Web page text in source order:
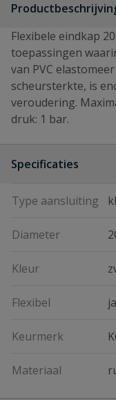
Flexibele eindkap
toepassingen
van PVC
scheursterkte, is
veroudering.
druk: 1 bar.
Specificaties
Type aansluiting
Diameter
Kleur
Flexibel ja
Keurmerk
Materiaal